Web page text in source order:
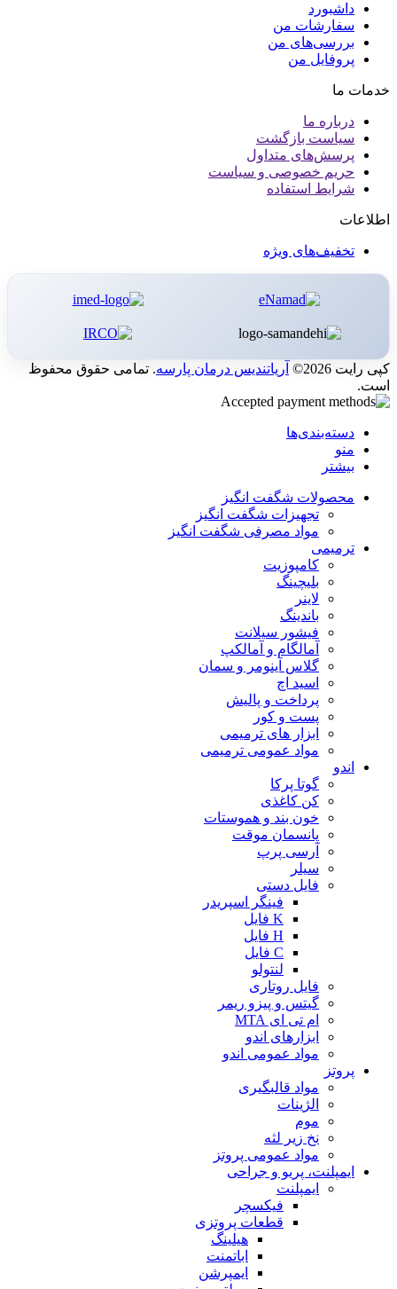
داشبورد
سفارشات من
بررسی‌های من
پروفایل من
خدمات ما
درباره ما
سیاست بازگشت
پرسش‌های متداول
حریم خصوصی و سیاست
شرایط استفاده
اطلاعات
تخفیف‌های ویژه
کپی رایت 2026© آریاتندیس درمان پارسه. تمامی حقوق محفوظ
است.
دسته‌بندی‌ها
منو
بیشتر
محصولات شگفت انگیز
تجهیزات شگفت انگیز
مواد مصرفی شگفت انگیز
ترمیمی
کامپوزیت
بلیچینگ
لاینر
باندینگ
فیشور سیلانت
آمالگام و آمالکپ
گلاس آینومر و سمان
اسید اچ
پرداخت و پالیش
پست و کور
ابزار های ترمیمی
مواد عمومی ترمیمی
اندو
گوتا پرکا
کن کاغذی
خون بند و هموستات
پانسمان موقت
آرسی پرپ
سیلر
فایل دستی
فینگر اسپریدر
K فایل
H فایل
C فایل
لنتولو
فایل روتاری
گیتس و پیزو ریمر
ام تی ای MTA
ابزارهای اندو
مواد عمومی اندو
پروتز
مواد قالبگیری
الژینات
موم
نخ زیر لثه
مواد عمومی پروتز
ایمپلنت، پریو و جراحی
ایمپلنت
فیکسچر
قطعات پروتزی
هیلینگ
اباتمنت
ایمپرشن